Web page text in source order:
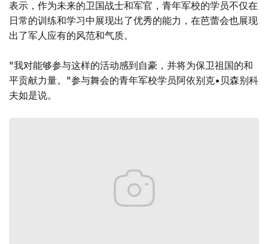
表示，作为未来的卫国战士和军官，青年军校的学员不仅在
日常的训练和学习中展现出了优秀的能力，在芭蕾会也展现
出了军人应有的风范和气质。
"我对能够参与这样的活动感到自豪，并将为保卫祖国的和
平贡献力量。"参与舞会的青年军校学员阿依别克•贝森别科
夫如是说。